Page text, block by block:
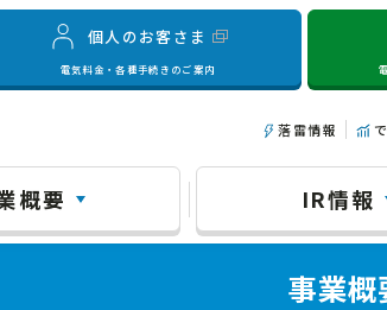
個人のお客さま
電気料金・各種手続きのご案内
落雷情報
概要 IR情報
事業概